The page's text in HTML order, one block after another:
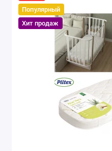
Популярный
Хит продаж